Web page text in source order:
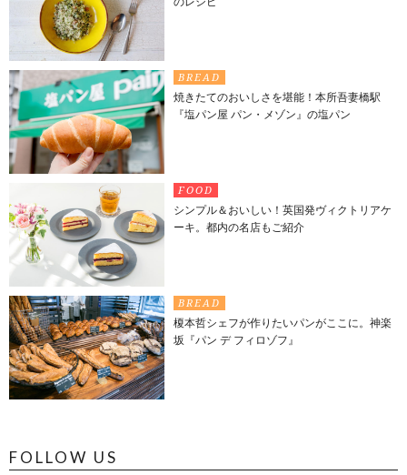
BREAD
焼きたてのおいしさを堪能！本所吾妻橋駅
『塩パン屋 パン・メゾン』の塩パン
FOOD
シンプル＆おいしい！英国発ヴィクトリアケ
ーキ。都内の名店もご紹介
BREAD
榎本哲シェフが作りたいパンがここに。神楽
坂『パン デ フィロゾフ』
FOLLOW US